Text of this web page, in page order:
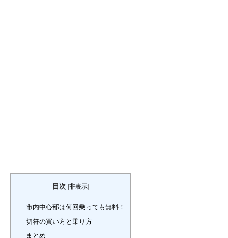
目次 [非表示]
市内中心部は何回乗っても無料！
切符の買い方と乗り方
まとめ